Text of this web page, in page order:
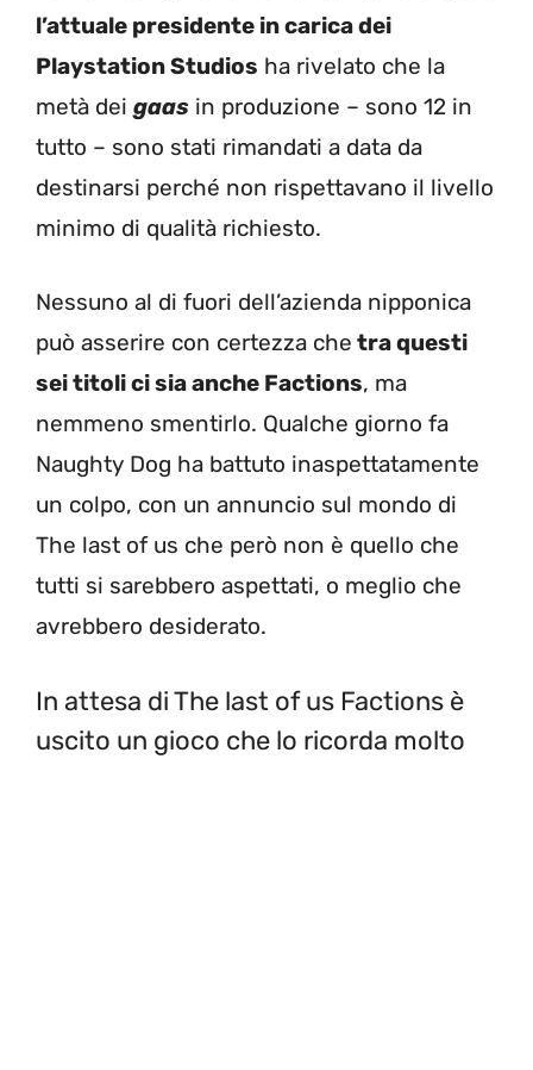
l’attuale presidente in carica dei
Playstation Studios ha rivelato che la
metà dei gaas in produzione – sono 12 in
tutto – sono stati rimandati a data da
destinarsi perché non rispettavano il livello
minimo di qualità richiesto.
Nessuno al di fuori dell’azienda nipponica
può asserire con certezza che tra questi
sei titoli ci sia anche Factions, ma
nemmeno smentirlo. Qualche giorno fa
Naughty Dog ha battuto inaspettatamente
un colpo, con un annuncio sul mondo di
The last of us che però non è quello che
tutti si sarebbero aspettati, o meglio che
avrebbero desiderato.
In attesa di The last of us Factions è
uscito un gioco che lo ricorda molto